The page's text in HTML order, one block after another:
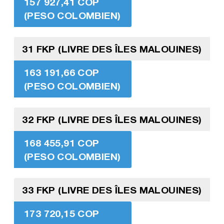
(PESO COLOMBIEN)
31 FKP (LIVRE DES ÎLES MALOUINES)
163 191,66 COP
(PESO COLOMBIEN)
32 FKP (LIVRE DES ÎLES MALOUINES)
168 455,91 COP
(PESO COLOMBIEN)
33 FKP (LIVRE DES ÎLES MALOUINES)
173 720,15 COP